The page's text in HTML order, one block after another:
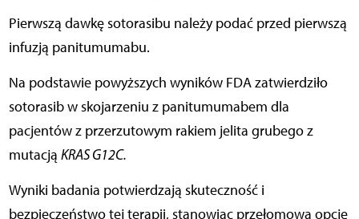
Pierwszą dawkę sotorasibu należy podać przed pierwszą
infuzją panitumumabu.
Na podstawie powyższych wyników FDA zatwierdziło
sotorasib w skojarzeniu z panitumumabem dla
pacjentów z przerzutowym rakiem jelita grubego z
mutacją KRAS G12C.
Wyniki badania potwierdzają skuteczność i
bezpieczeństwo tej terapii, stanowiąc przełomową opcję